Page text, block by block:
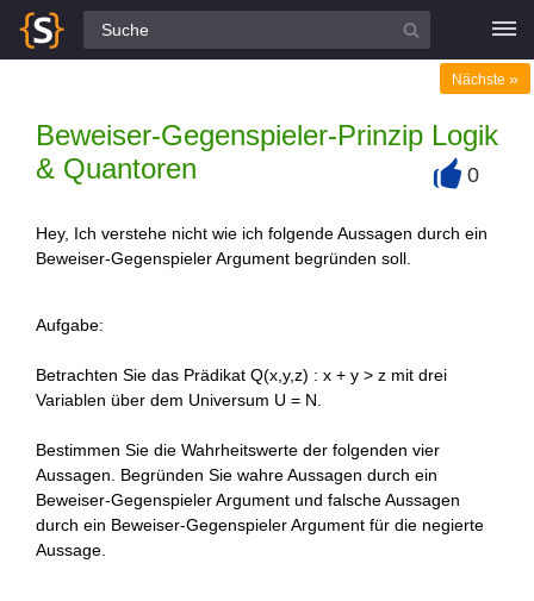
Alle Fragen
Beweiser-Gegenspieler-Prinzip Logik
& Quantoren
Nächste »
0
Hey, Ich verstehe nicht wie ich folgende Aussagen durch ein
Beweiser-Gegenspieler Argument begründen soll.
Aufgabe:
Betrachten Sie das Prädikat Q(x,y,z) : x + y > z mit drei
Variablen über dem Universum U = N.
Bestimmen Sie die Wahrheitswerte der folgenden vier
Aussagen. Begründen Sie wahre Aussagen durch ein
Beweiser-Gegenspieler Argument und falsche Aussagen
durch ein Beweiser-Gegenspieler Argument für die negierte
Aussage.